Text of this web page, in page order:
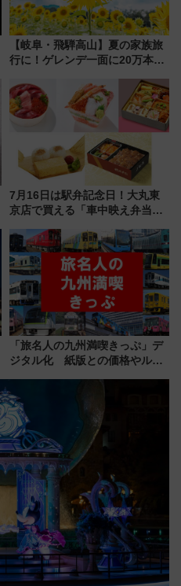
【岐阜・飛騨高山】夏の家族旅
行に！ゲレンデ一面に20万本の
アひまわり園」開園
7月16日は駅弁記念日！大丸東
京店で買える「車中映え弁当」
「旅名人の九州満喫きっぷ」デ
ジタル化 紙版との価格やルー